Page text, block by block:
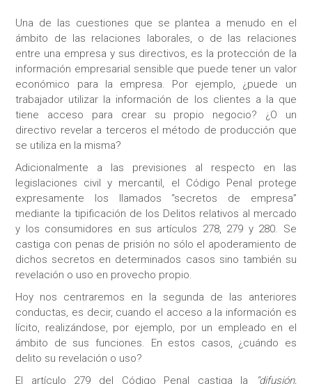
Una de las cuestiones que se plantea a menudo en el
ámbito de las relaciones laborales, o de las relaciones
entre una empresa y sus directivos, es la protección de la
información empresarial sensible que puede tener un valor
económico para la empresa. Por ejemplo, ¿puede un
trabajador utilizar la información de los clientes a la que
tiene acceso para crear su propio negocio? ¿O un
directivo revelar a terceros el método de producción que
se utiliza en la misma?
Adicionalmente a las previsiones al respecto en las
legislaciones civil y mercantil, el Código Penal protege
expresamente los llamados “secretos de empresa”
mediante la tipificación de los Delitos relativos al mercado
y los consumidores en sus artículos 278, 279 y 280. Se
castiga con penas de prisión no sólo el apoderamiento de
dichos secretos en determinados casos sino también su
revelación o uso en provecho propio.
Hoy nos centraremos en la segunda de las anteriores
conductas, es decir, cuando el acceso a la información es
lícito, realizándose, por ejemplo, por un empleado en el
ámbito de sus funciones. En estos casos, ¿cuándo es
delito su revelación o uso?
El artículo 279 del Código Penal castiga la
“difusión,